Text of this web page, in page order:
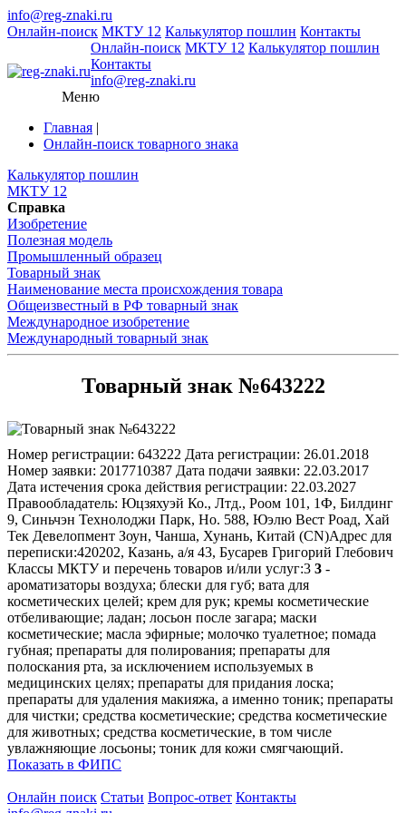
info@reg-znaki.ru
Онлайн-поиск МКТУ 12 Калькулятор пошлин Контакты
Онлайн-поиск МКТУ 12 Калькулятор пошлин
Контакты
info@reg-znaki.ru
Меню
Главная |
Онлайн-поиск товарного знака
Калькулятор пошлин
МКТУ 12
Справка
Изобретение
Полезная модель
Промышленный образец
Товарный знак
Наименование места происхождения товара
Общеизвестный в РФ товарный знак
Международное изобретение
Международный товарный знак
Товарный знак №643222
Номер регистрации: 643222 Дата регистрации: 26.01.2018
Номер заявки: 2017710387 Дата подачи заявки: 22.03.2017
Дата истечения срока действия регистрации: 22.03.2027
Правообладатель: Юцзяхуэй Ко., Лтд., Роом 101, 1Ф, Билдинг
9, Синьчэн Технолоджи Парк, Но. 588, Юэлю Вест Роад, Хай
Тек Девелопмент Зоун, Чанша, Хунань, Китай (CN)Адрес для
переписки:420202, Казань, а/я 43, Бусарев Григорий Глебович
Классы МКТУ и перечень товаров и/или услуг:3 3 -
ароматизаторы воздуха; блески для губ; вата для
косметических целей; крем для рук; кремы косметические
отбеливающие; ладан; лосьон после загара; маски
косметические; масла эфирные; молочко туалетное; помада
губная; препараты для полирования; препараты для
полоскания рта, за исключением используемых в
медицинских целях; препараты для придания лоска;
препараты для удаления макияжа, а именно тоник; препараты
для чистки; средства косметические; средства косметические
для животных; средства косметические, в том числе
увлажняющие лосьоны; тоник для кожи смягчающий.
Показать в ФИПС
Онлайн поиск Статьи Вопрос-ответ Контакты